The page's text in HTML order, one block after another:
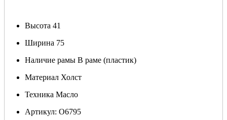
Высота 41
Ширина 75
Наличие рамы В раме (пластик)
Материал Холст
Техника Масло
Артикул: О6795